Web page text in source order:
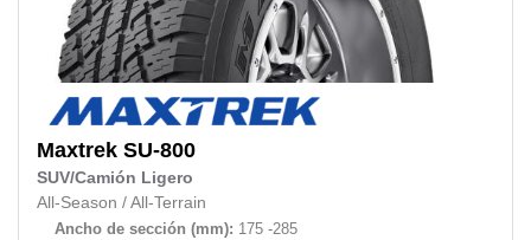
Maxtrek SU-800
SUV/Camión Ligero
All-Season / All-Terrain
Ancho de sección (mm): 175 -285